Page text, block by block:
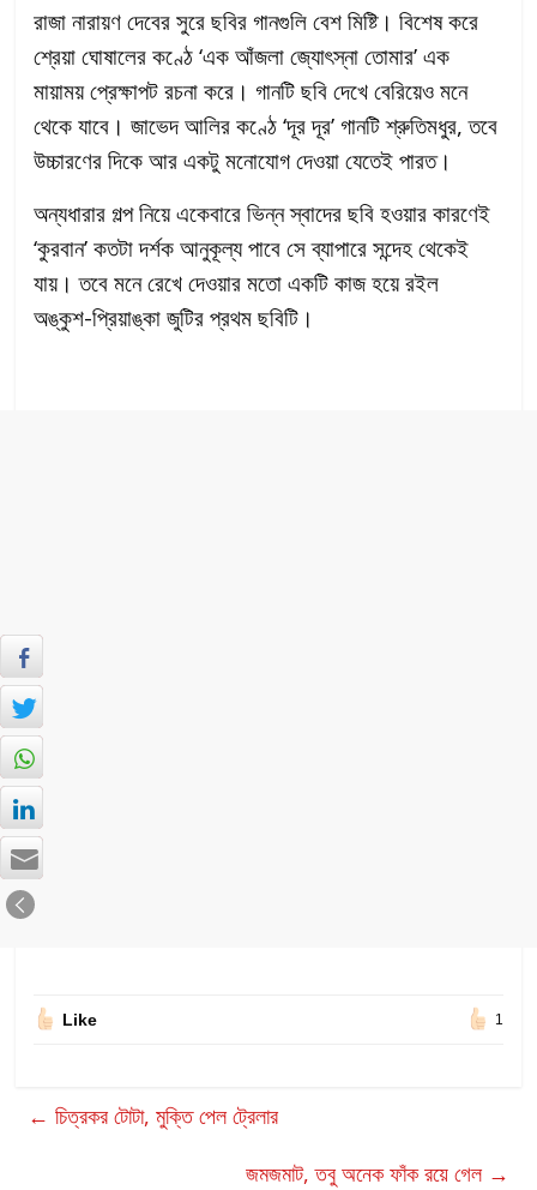
রাজা নারায়ণ দেবের সুরে ছবির গানগুলি বেশ মিষ্টি। বিশেষ করে
শ্রেয়া ঘোষালের কণ্ঠে ‘একআঁজলা জ্যোৎস্না তোমার’ এক
মায়াময় প্রেক্ষাপট রচনা করে। গানটি ছবি দেখে বেরিয়েও মনে
থেকে যাবে। জাভেদ আলির কণ্ঠে ‘দূর দূর’ গানটি শ্রুতিমধুর, তবে
উচ্চারণের দিকে আর একটু মনোযোগ দেওয়া যেতেই পারত।
অন্যধারার গল্প নিয়ে একেবারে ভিন্ন স্বাদের ছবি হওয়ার কারণেই
‘কুরবান’ কতটা দর্শক আনুকূল্য পাবে সে ব্যাপারে সন্দেহ থেকেই
যায়। তবে মনে রেখে দেওয়ার মতো একটি কাজ হয়ে রইল
অঙ্কুশ-প্রিয়াঙ্কা জুটির প্রথম ছবিটি।
Like 1
← চিত্রকর টোটা, মুক্তি পেল ট্রেলার
জমজমাট, তবু অনেক ফাঁক রয়ে গেল →